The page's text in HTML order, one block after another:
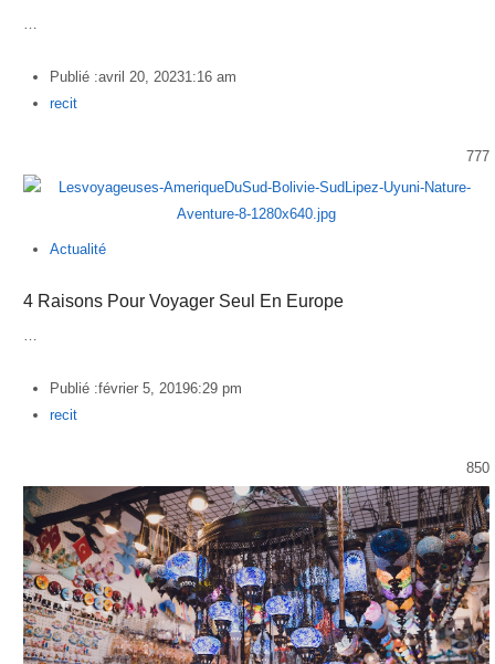
…
Publié :avril 20, 20231:16 am
Author
recit
777
Actualité
4 Raisons Pour Voyager Seul En Europe
…
Publié :février 5, 20196:29 pm
Author
recit
850